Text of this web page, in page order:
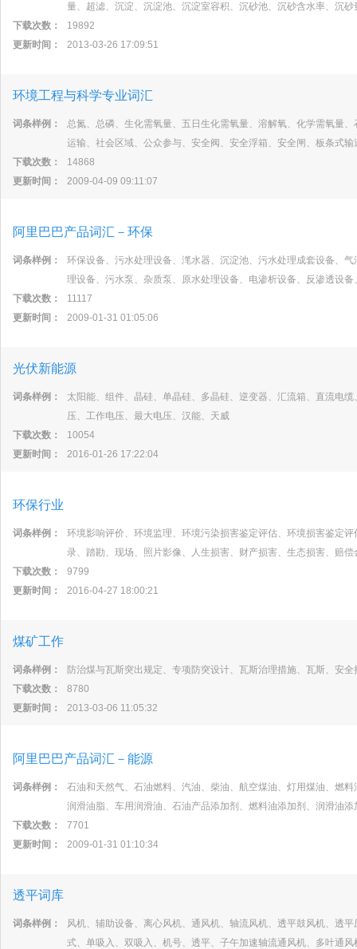
量、超滤、沉淀、沉淀池、沉淀室容积、沉砂池、沉砂含水率、沉
下载次数：
19892
更新时间：
2013-03-26 17:09:51
环境工程与科学专业词汇
词条样例：
总氮、总磷、生化需氧量、五日生化需氧量、溶解氧、化学需氧量
运输、社会区域、公众参与、安全阀、安全浮箱、安全闸、板条式输
下载次数：
14868
更新时间：
2009-04-09 09:11:07
阿里巴巴产品词汇－环保
词条样例：
环保设备、污水处理设备、滗水器、沉淀池、污水处理成套设备、
理设备、污水泵、杂质泵、原水处理设备、电渗析设备、反渗透设
下载次数：
11117
更新时间：
2009-01-31 01:05:06
光伏新能源
词条样例：
太阳能、组件、晶硅、单晶硅、多晶硅、逆变器、汇流箱、直流电
压、工作电压、最大电压、汉能、天威
下载次数：
10054
更新时间：
2016-01-26 17:22:04
环保行业
词条样例：
环境影响评价、环境监理、环境污染损害鉴定评估、环境损害鉴定
录、踏勘、现场、照片影像、人生损害、财产损害、生态损害、赔
下载次数：
9799
更新时间：
2016-04-27 18:00:21
煤矿工作
词条样例：
防治煤与瓦斯突出规定、专项防突设计、瓦斯治理措施、瓦斯、安全
下载次数：
8780
更新时间：
2013-03-06 11:05:32
阿里巴巴产品词汇－能源
词条样例：
石油和天然气、石油燃料、汽油、柴油、航空煤油、灯用煤油、燃
润滑油脂、车用润滑油、石油产品添加剂、燃料油添加剂、润滑油
下载次数：
7701
更新时间：
2009-01-31 01:10:34
透平词库
词条样例：
风机、辅助设备、离心风机、通风机、轴流风机、透平鼓风机、透
式、单吸入、双吸入、机号、透平、子午加速轴流通风机、多叶通风